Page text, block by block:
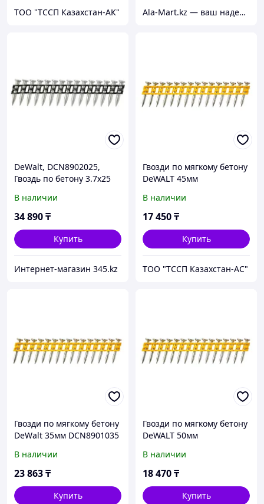
ТОО "ТССП Казахстан-АК" Ala-Mart.kz — ваш надежный партнер в мире качественных товаров.
DeWalt, DCN8902025,
Гвоздь по бетону 3.7х25
В наличии
34 890₸
Купить
Интернет-магазин 345.kz
Гвозди по мягкому бетону
DeWALT 45мм
В наличии
17 450₸
Купить
ТОО "ТССП Казахстан-АС"
Гвозди по мягкому бетону
DeWalt 35мм DCN8901035
В наличии
23 863₸
Купить
Гвозди по мягкому бетону
DeWALT 50мм
В наличии
18 470₸
Купить